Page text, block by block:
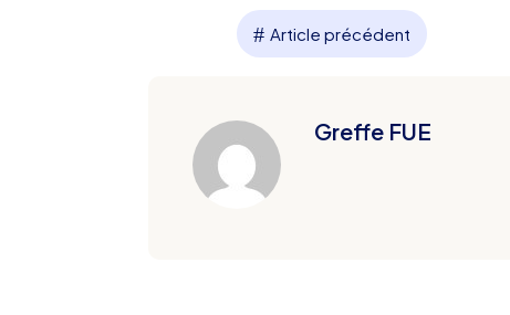
# Article précédent
Greffe FUE